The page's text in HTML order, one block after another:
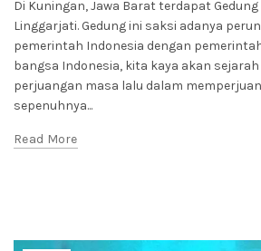
Di Kuningan, Jawa Barat terdapat
Linggarjati. Gedung ini saksi adanya
pemerintah Indonesia dengan
bangsa Indonesia, kita kaya akan
perjuangan masa lalu dalam
sepenuhnya...
Read More